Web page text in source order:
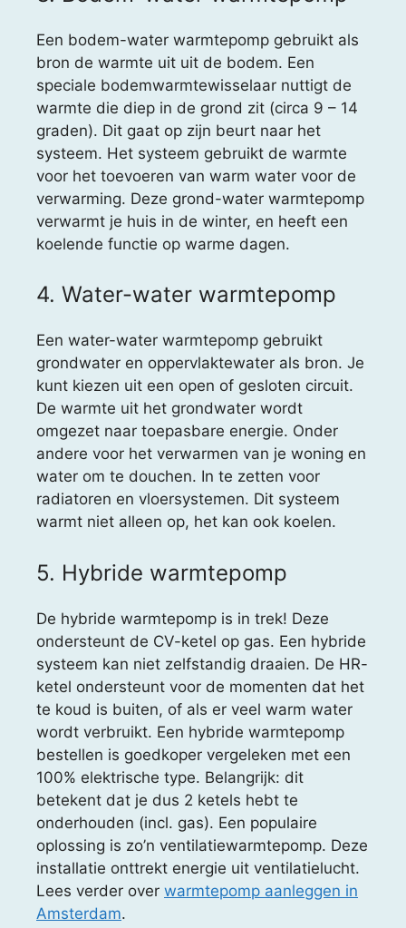
Een bodem-water warmtepomp gebruikt als
bron de warmte uit uit de bodem. Een
speciale bodemwarmtewisselaar nuttigt de
warmte die diep in de grond zit (circa 9 – 14
graden). Dit gaat op zijn beurt naar het
systeem. Het systeem gebruikt de warmte
voor het toevoeren van warm water voor de
verwarming. Deze grond-water warmtepomp
verwarmt je huis in de winter, en heeft een
koelende functie op warme dagen.
4. Water-water warmtepomp
Een water-water warmtepomp gebruikt
grondwater en oppervlaktewater als bron. Je
kunt kiezen uit een open of gesloten circuit.
De warmte uit het grondwater wordt
omgezet naar toepasbare energie. Onder
andere voor het verwarmen van je woning en
water om te douchen. In te zetten voor
radiatoren en vloersystemen. Dit systeem
warmt niet alleen op, het kan ook koelen.
5. Hybride warmtepomp
De hybride warmtepomp is in trek! Deze
ondersteunt de CV-ketel op gas. Een hybride
systeem kan niet zelfstandig draaien. De HR-
ketel ondersteunt voor de momenten dat het
te koud is buiten, of als er veel warm water
wordt verbruikt. Een hybride warmtepomp
bestellen is goedkoper vergeleken met een
100% elektrische type. Belangrijk: dit
betekent dat je dus 2 ketels hebt te
onderhouden (incl. gas). Een populaire
oplossing is zo’n ventilatiewarmtepomp. Deze
installatie onttrekt energie uit ventilatielucht.
Lees verder over warmtepomp aanleggen in
Amsterdam.